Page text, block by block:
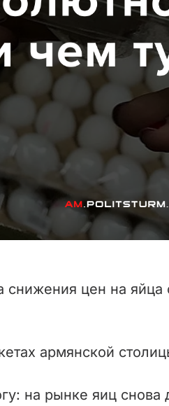
снижения цен на
армянской
на рынке яиц